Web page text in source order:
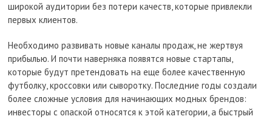
широкой аудитории без потери качеств, которые привлекли
первых клиентов.
Необходимо развивать новые каналы продаж, не жертвуя
прибылью. И почти наверняка появятся новые стартапы,
которые будут претендовать на еще более качественную
футболку, кроссовки или сыворотку. Последние годы создали
более сложные условия для начинающих модных брендов:
инвесторы с опаской относятся к этой категории, а быстрый